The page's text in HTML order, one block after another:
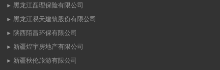
黑龙江磊理保险有限公司
黑龙江易天建筑股份有限公司
陕西陌昌环保有限公司
新疆煌宇房地产有限公司
新疆秋伦旅游有限公司